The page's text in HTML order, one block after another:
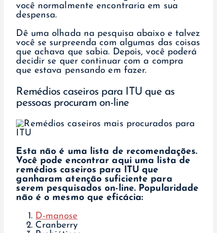
você normalmente encontraria em sua
despensa.
Dê uma olhada na pesquisa abaixo e talvez
você se surpreenda com algumas das coisas
que achava que sabia. Depois, você poderá
decidir se quer continuar com a compra
que estava pensando em fazer.
Remédios caseiros para ITU que as
pessoas procuram on-line
Esta não é uma lista de recomendações.
Você pode encontrar aqui uma lista de
remédios caseiros para ITU que
ganharam atenção suficiente para
serem pesquisados on-line. Popularidade
não é o mesmo que eficácia:
D-manose
Cranberry